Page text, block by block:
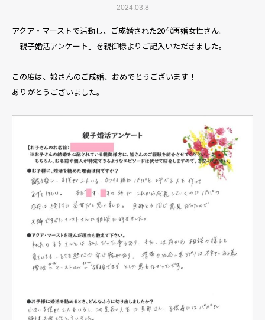
2024.03.8
アクア・マーストで活動し、ご成婚された20代再婚女性さん。
「親子婚活アンケート」を親御様よりご記入いただきました。
この度は、娘さんのご成婚、おめでとうございます！
ありがとうございました。